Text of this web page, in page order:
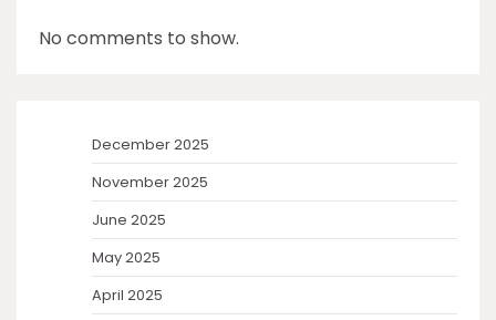
No comments to show.
December 2025
November 2025
June 2025
May 2025
April 2025